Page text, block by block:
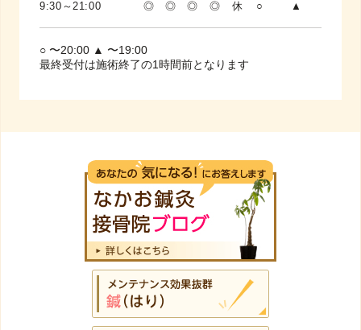
9:30～21:00 ◎ ◎ ◎ ◎ 休 ○ ▲
○ 〜20:00 ▲ 〜19:00
最終受付は施術終了の1時間前となります